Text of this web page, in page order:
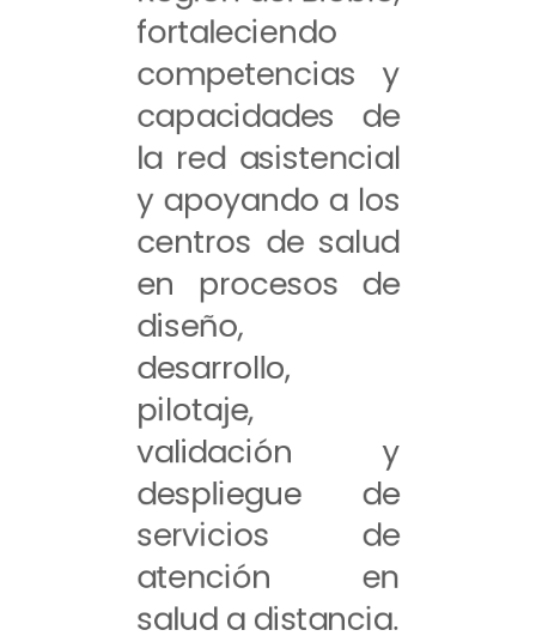
fortaleciendo
competencias y
capacidades de
la red asistencial
y apoyando a los
centros de salud
en procesos de
diseño,
desarrollo,
pilotaje,
validación y
despliegue de
servicios de
atención en
salud a distancia.